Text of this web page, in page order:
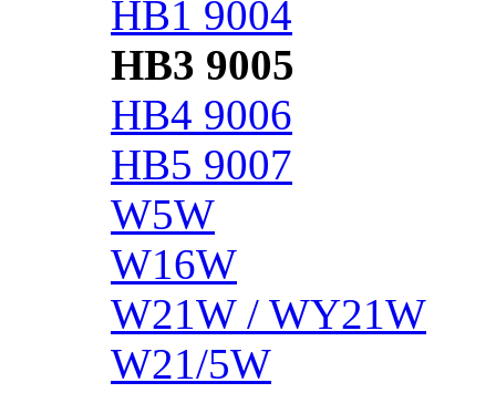
HB1 9004
HB3 9005
HB4 9006
HB5 9007
W5W
W16W
W21W / WY21W
W21/5W